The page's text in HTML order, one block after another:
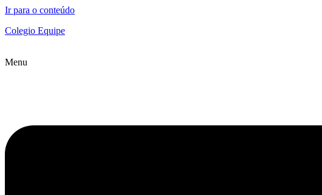
Ir para o conteúdo
Colegio Equipe
Menu